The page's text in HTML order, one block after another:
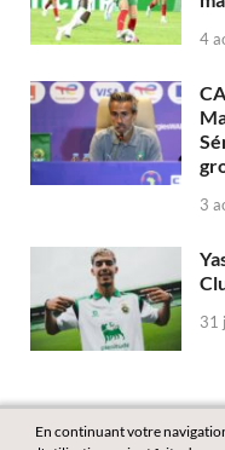
4
3
31
En continuant votre